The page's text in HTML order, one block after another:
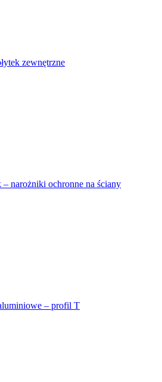
zewnętrzne
narożniki ochronne na ściany
– profil T